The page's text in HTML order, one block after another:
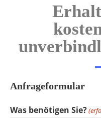
Anfrageformular
Was benötigen Sie?